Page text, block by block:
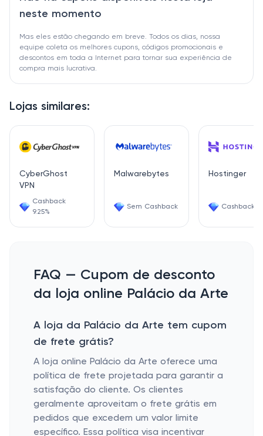
Lojas similares:
CyberGhost
VPN
Cashback
9.25%
Malwarebytes
Sem Cashback
Hostinger
Cashback
neste momento
Mas eles estão chegando em breve. Todos os dias, nossa
equipe coleta os melhores cupons, códigos promocionais e
descontos em toda a Internet para tornar sua experiência de
compra mais lucrativa.
FAQ — Cupom de desconto
da loja online Palácio da Arte
A loja da Palácio da Arte tem cupom
de frete grátis?
A loja online Palácio da Arte oferece uma
política de frete projetada para garantir a
satisfação do cliente. Os clientes
geralmente aproveitam o frete grátis em
pedidos que excedem um valor limite
específico. Essa política visa incentivar